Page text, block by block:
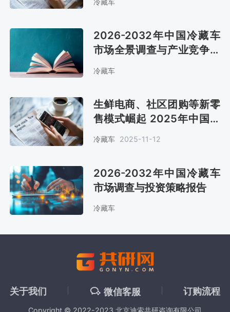
2026-2032年中国冷藏车
市场全景调查与产业竞争格
局报告
冷藏车
生鲜电商、社区团购等新零
售模式崛起 2025年中国冷
藏车保有量约54.31万辆
[图]
冷藏车 2025-11-12
2026-2032年中国冷藏车
市场调查与投资策略报告
冷藏车
关于我们 微信客服 订购流程
Copyright © 2022-2023 北京迪索共研咨询有限公司